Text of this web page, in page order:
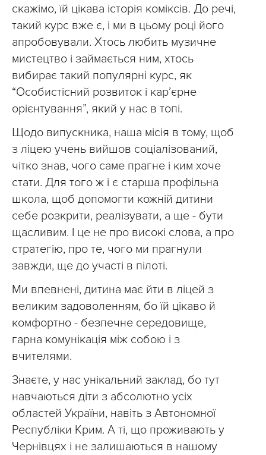
скажімо, їй цікава історія коміксів. До речі,
такий курс вже є, і ми в цьому році його
апробовували. Хтось любить музичне
мистецтво і займається ним, хтось
вибирає такий популярні курс, як
“Особистісний розвиток і кар’єрне
орієнтування”, який у нас в топі.
Щодо випускника, наша місія в тому, щоб
з ліцею учень вийшов соціалізований,
чітко знав, чого саме прагне і ким хоче
стати. Для того ж і є старша профільна
школа, щоб допомогти кожній дитини
себе розкрити, реалізувати, а ще - бути
щасливим. І це не про високі слова, а про
стратегію, про те, чого ми прагнули
завжди, ще до участі в пілоті.
Ми впевнені, дитина має йти в ліцей з
великим задоволенням, бо їй цікаво й
комфортно - безпечне середовище,
гарна комунікація між собою і з
вчителями.
Знаєте, у нас унікальний заклад, бо тут
навчаються діти з абсолютно усіх
областей України, навіть з Автономної
Республіки Крим. А ті, що проживають у
Чернівцях і не залишаються в нашому